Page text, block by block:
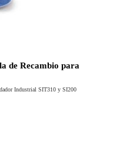
de Recambio para
Industrial SIT310 y SI200